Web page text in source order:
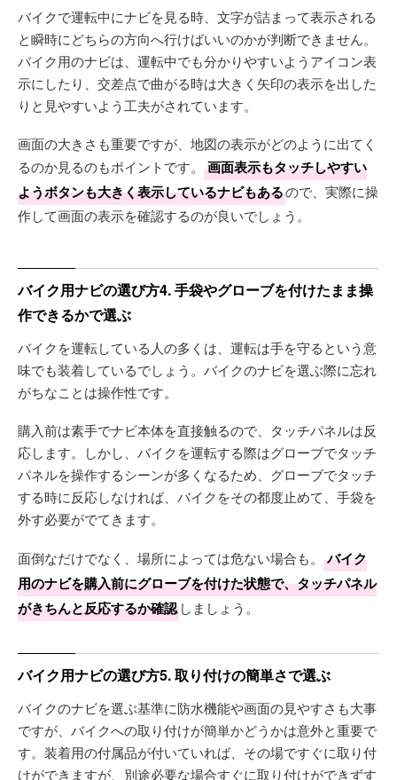
バイクで運転中にナビを見る時、文字が詰まって表示される
と瞬時にどちらの方向へ行けばいいのかが判断できません。
バイク用のナビは、運転中でも分かりやすいようアイコン表
示にしたり、交差点で曲がる時は大きく矢印の表示を出した
りと見やすいよう工夫がされています。
画面の大きさも重要ですが、地図の表示がどのように出てく
るのか見るのもポイントです。
画面表示もタッチしやすい
ようボタンも大きく表示しているナビもあるので、実際に操
作して画面の表示を確認するのが良いでしょう。
バイク用ナビの選び方4. 手袋やグローブを付けたまま操
作できるかで選ぶ
バイクを運転している人の多くは、運転は手を守るという意
味でも装着しているでしょう。バイクのナビを選ぶ際に忘れ
がちなことは操作性です。
購入前は素手でナビ本体を直接触るので、タッチパネルは反
応します。しかし、バイクを運転する際はグローブでタッチ
パネルを操作するシーンが多くなるため、グローブでタッチ
する時に反応しなければ、バイクをその都度止めて、手袋を
外す必要がでてきます。
面倒なだけでなく、場所によっては危ない場合も。
バイク
用のナビを購入前にグローブを付けた状態で、タッチパネル
がきちんと反応するか確認 しましょう。
バイク用ナビの選び方5. 取り付けの簡単さで選ぶ
バイクのナビを選ぶ基準に防水機能や画面の見やすさも大事
ですが、バイクへの取り付けが簡単かどうかは意外と重要で
す。装着用の付属品が付いていれば、その場ですぐに取り付
けができますが、別途必要な場合すぐに取り付けができずす